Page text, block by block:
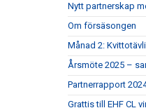
Nytt partnerskap
Om försäsongen
Månad 2:
Årsmöte 2025 –
Partnerrapport
Grattis till EHF CL